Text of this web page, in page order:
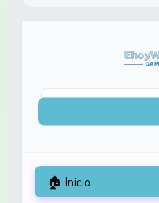
🏠 Inicio